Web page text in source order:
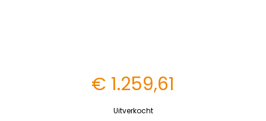
€ 1.259,61
Uitverkocht